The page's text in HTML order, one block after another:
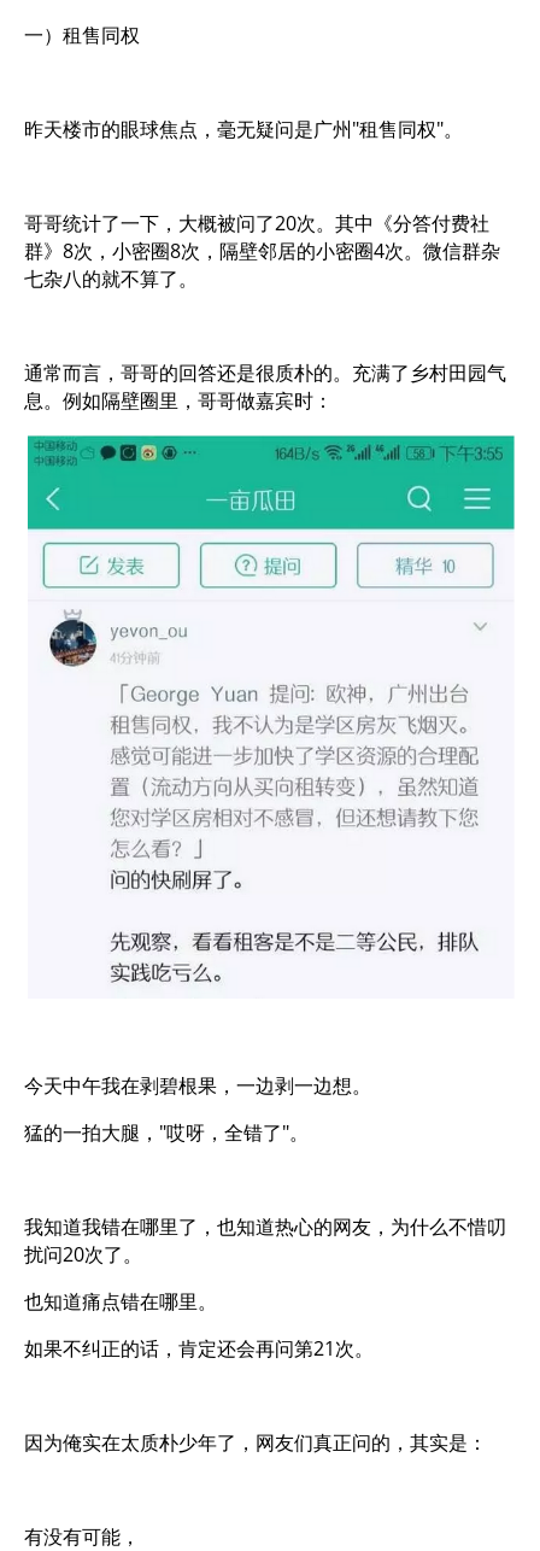
一）租售同权
昨天楼市的眼球焦点，毫无疑问是广州"租售同权"。
哥哥统计了一下，大概被问了20次。其中《分答付费社
群》8次，小密圈8次，隔壁邻居的小密圈4次。微信群杂
七杂八的就不算了。
通常而言，哥哥的回答还是很质朴的。充满了乡村田园气
息。例如隔壁圈里，哥哥做嘉宾时：
今天中午我在剥碧根果，一边剥一边想。
猛的一拍大腿，"哎呀，全错了"。
我知道我错在哪里了，也知道热心的网友，为什么不惜叨
扰问20次了。
也知道痛点错在哪里。
如果不纠正的话，肯定还会再问第21次。
因为俺实在太质朴少年了，网友们真正问的，其实是：
有没有可能，